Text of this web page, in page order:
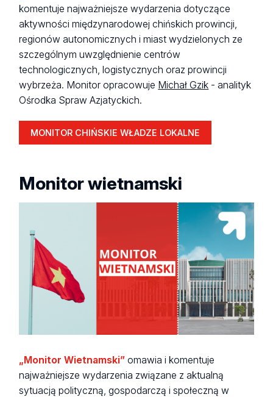
komentuje najważniejsze wydarzenia dotyczące
aktywności międzynarodowej chińskich prowincji,
regionów autonomicznych i miast wydzielonych ze
szczególnym uwzględnienie centrów
technologicznych, logistycznych oraz prowincji
wybrzeża. Monitor opracowuje Michał Gzik - analityk
Ośrodka Spraw Azjatyckich.
MONITOR CHIŃSKIE WŁADZE LOKALNE
Monitor wietnamski
„Monitor Wietnamski” omawia i komentuje
najważniejsze wydarzenia związane z aktualną
sytuacją polityczną, gospodarczą i społeczną w